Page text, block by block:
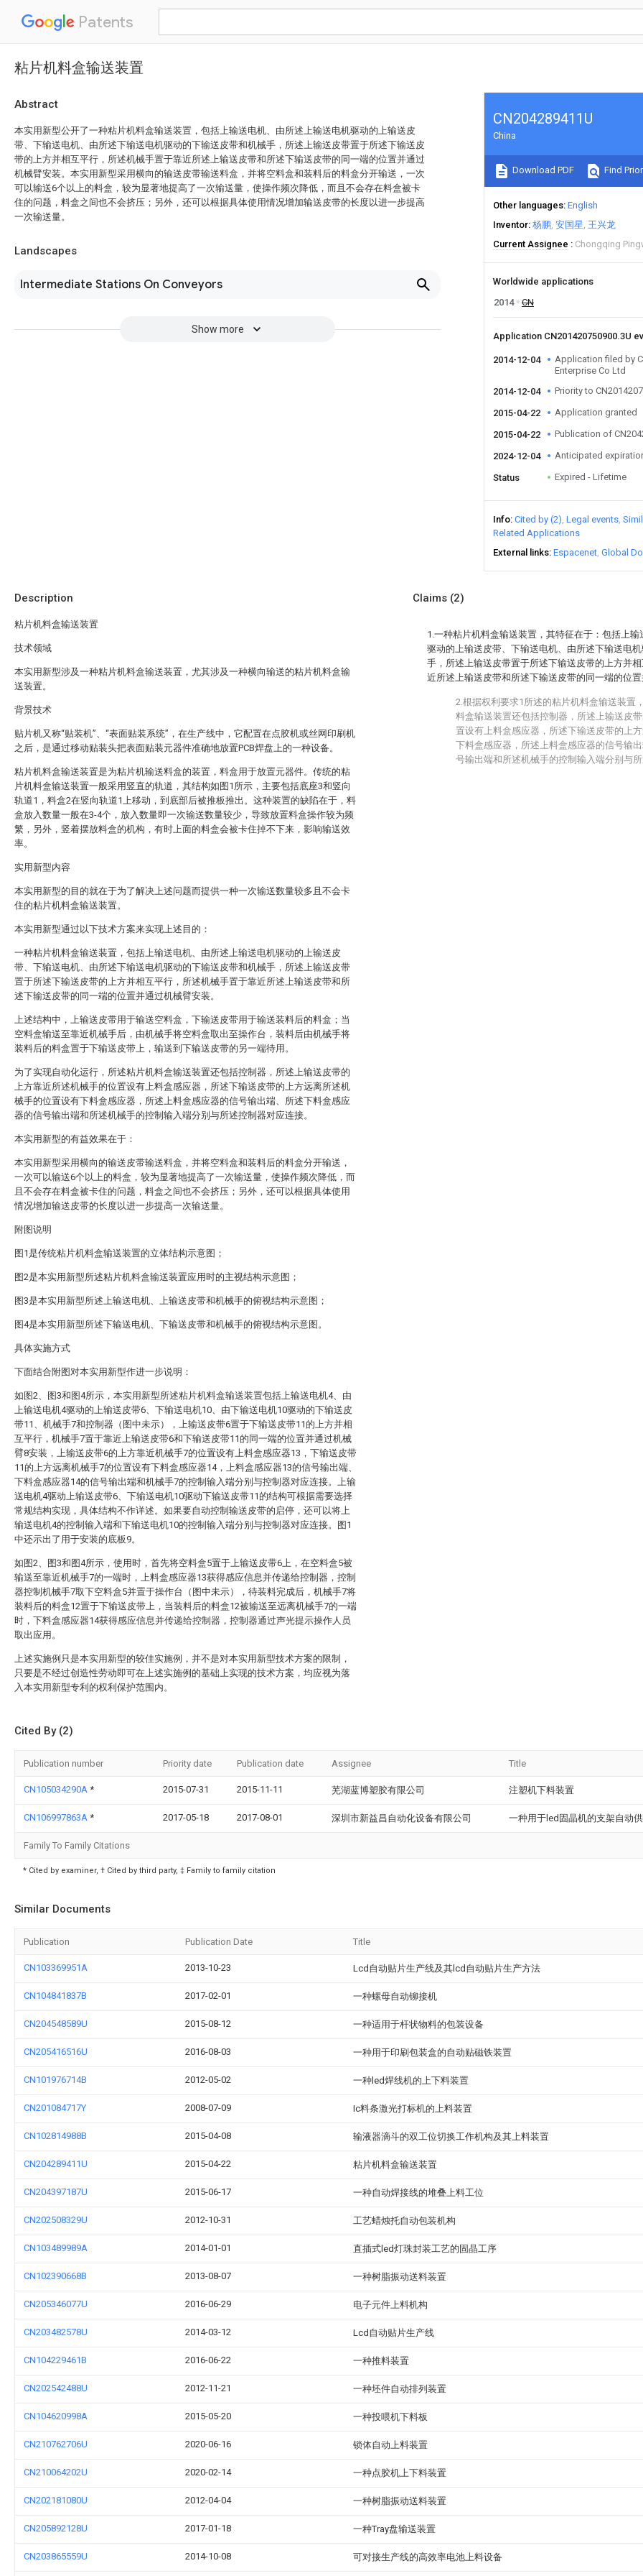
Patents
粘片机料盒输送装置
Abstract
本实用新型公开了一种粘片机料盒输送装置，包括上输送电机、由所述上输送电机驱动的上输送皮
带、下输送电机、由所述下输送电机驱动的下输送皮带和机械手，所述上输送皮带置于所述下输送皮
带的上方并相互平行，所述机械手置于靠近所述上输送皮带和所述下输送皮带的同一端的位置并通过
机械臂安装。本实用新型采用横向的输送皮带输送料盒，并将空料盒和装料后的料盒分开输送，一次
可以输送6个以上的料盒，较为显著地提高了一次输送量，使操作频次降低，而且不会存在料盒被卡
住的问题，料盒之间也不会挤压；另外，还可以根据具体使用情况增加输送皮带的长度以进一步提高
一次输送量。
Landscapes
Intermediate Stations On Conveyors
Show more
CN204289411U
China
Download PDF Find
Other languages English
Inventor 杨鹏 安国星 王兴龙
Current Assignee
Chongqing
Worldwide applications
2014
CN
Application CN201420750900.3U
2014-12-04
Application filed by
Enterprise Co Ltd
2014-12-04
Priority to
2015-04-22 Application granted
2015-04-22 Publication of
2024-12-04 Anticipated
Status Expired - Lifetime
Info Cited by (2) Legal events
Related Applications
External links Espacenet Global
Description
粘片机料盒输送装置
技术领域
本实用新型涉及一种粘片机料盒输送装置，尤其涉及一种横向输送的粘片机料盒输
送装置。
背景技术
贴片机又称“贴装机”、“表面贴装系统”，在生产线中，它配置在点胶机或丝网印刷机
之后，是通过移动贴装头把表面贴装元器件准确地放置PCB焊盘上的一种设备。
粘片机料盒输送装置是为粘片机输送料盒的装置，料盒用于放置元器件。传统的粘
片机料盒输送装置一般采用竖直的轨道，其结构如图1所示，主要包括底座3和竖向
轨道1，料盒2在竖向轨道1上移动，到底部后被推板推出。这种装置的缺陷在于，料
盒放入数量一般在3-4个，放入数量即一次输送数量较少，导致放置料盒操作较为频
繁，另外，竖着摆放料盒的机构，有时上面的料盒会被卡住掉不下来，影响输送效
率。
实用新型内容
本实用新型的目的就在于为了解决上述问题而提供一种一次输送数量较多且不会卡
住的粘片机料盒输送装置。
本实用新型通过以下技术方案来实现上述目的：
一种粘片机料盒输送装置，包括上输送电机、由所述上输送电机驱动的上输送皮
带、下输送电机、由所述下输送电机驱动的下输送皮带和机械手，所述上输送皮带
置于所述下输送皮带的上方并相互平行，所述机械手置于靠近所述上输送皮带和所
述下输送皮带的同一端的位置并通过机械臂安装。
上述结构中，上输送皮带用于输送空料盒，下输送皮带用于输送装料后的料盒；当
空料盒输送至靠近机械手后，由机械手将空料盒取出至操作台，装料后由机械手将
装料后的料盒置于下输送皮带上，输送到下输送皮带的另一端待用。
为了实现自动化运行，所述粘片机料盒输送装置还包括控制器，所述上输送皮带的
上方靠近所述机械手的位置设有上料盒感应器，所述下输送皮带的上方远离所述机
械手的位置设有下料盒感应器，所述上料盒感应器的信号输出端、所述下料盒感应
器的信号输出端和所述机械手的控制输入端分别与所述控制器对应连接。
本实用新型的有益效果在于：
本实用新型采用横向的输送皮带输送料盒，并将空料盒和装料后的料盒分开输送，
一次可以输送6个以上的料盒，较为显著地提高了一次输送量，使操作频次降低，而
且不会存在料盒被卡住的问题，料盒之间也不会挤压；另外，还可以根据具体使用
情况增加输送皮带的长度以进一步提高一次输送量。
附图说明
图1是传统粘片机料盒输送装置的立体结构示意图；
图2是本实用新型所述粘片机料盒输送装置应用时的主视结构示意图；
图3是本实用新型所述上输送电机、上输送皮带和机械手的俯视结构示意图；
图4是本实用新型所述下输送电机、下输送皮带和机械手的俯视结构示意图。
具体实施方式
下面结合附图对本实用新型作进一步说明：
如图2、图3和图4所示，本实用新型所述粘片机料盒输送装置包括上输送电机4、由
上输送电机4驱动的上输送皮带6、下输送电机10、由下输送电机10驱动的下输送皮
带11、机械手7和控制器（图中未示），上输送皮带6置于下输送皮带11的上方并相
互平行，机械手7置于靠近上输送皮带6和下输送皮带11的同一端的位置并通过机械
臂8安装，上输送皮带6的上方靠近机械手7的位置设有上料盒感应器13，下输送皮带
11的上方远离机械手7的位置设有下料盒感应器14，上料盒感应器13的信号输出端、
下料盒感应器14的信号输出端和机械手7的控制输入端分别与控制器对应连接。上输
送电机4驱动上输送皮带6、下输送电机10驱动下输送皮带11的结构可根据需要选择
常规结构实现，具体结构不作详述。如果要自动控制输送皮带的启停，还可以将上
输送电机4的控制输入端和下输送电机10的控制输入端分别与控制器对应连接。图1
中还示出了用于安装的底板9。
如图2、图3和图4所示，使用时，首先将空料盒5置于上输送皮带6上，在空料盒5被
输送至靠近机械手7的一端时，上料盒感应器13获得感应信息并传递给控制器，控制
器控制机械手7取下空料盒5并置于操作台（图中未示），待装料完成后，机械手7将
装料后的料盒12置于下输送皮带上，当装料后的料盒12被输送至远离机械手7的一端
时，下料盒感应器14获得感应信息并传递给控制器，控制器通过声光提示操作人员
取出应用。
上述实施例只是本实用新型的较佳实施例，并不是对本实用新型技术方案的限制，
只要是不经过创造性劳动即可在上述实施例的基础上实现的技术方案，均应视为落
入本实用新型专利的权利保护范围内。
Claims (2)
1.一种粘片机料盒输送装置，其特征在于：包括上
驱动的上输送皮带、下输送电机、由所述下输送电
手，所述上输送皮带置于所述下输送皮带的上方并
近所述上输送皮带和所述下输送皮带的同一端的位置
2.根据权利要求1所述的粘片机料盒输送装置
料盒输送装置还包括控制器，所述上输送皮
置设有上料盒感应器，所述下输送皮带的上
下料盒感应器，所述上料盒感应器的信号输
号输出端和所述机械手的控制输入端分别与所
Cited By (2)
Publication number Priority date Publication date Assignee Title
CN105034290A * 2015-07-31 2015-11-11 芜湖蓝博塑胶有限公司 注塑机下料装置
CN106997863A * 2017-05-18 2017-08-01 深圳市新益昌自动化设备有限公司 一种用于led固晶机的支架自动
Family To Family Citations
* Cited by examiner, † Cited by third party, ‡ Family to family citation
Similar Documents
Publication Publication Date Title
CN103369951A 2013-10-23 Lcd自动贴片生产线及其lcd自动贴片生产方法
CN104841837B 2017-02-01 一种螺母自动铆接机
CN204548589U 2015-08-12 一种适用于杆状物料的包装设备
CN205416516U 2016-08-03 一种用于印刷包装盒的自动贴磁铁装置
CN101976714B 2012-05-02 一种led焊线机的上下料装置
CN201084717Y 2008-07-09 Ic料条激光打标机的上料装置
CN102814988B 2015-04-08 输液器滴斗的双工位切换工作机构及其上料装置
CN204289411U 2015-04-22 粘片机料盒输送装置
CN204397187U 2015-06-17 一种自动焊接线的堆叠上料工位
CN202508329U 2012-10-31 工艺蜡烛托自动包装机构
CN103489989A 2014-01-01 直插式led灯珠封装工艺的固晶工序
CN102390668B 2013-08-07 一种树脂振动送料装置
CN205346077U 2016-06-29 电子元件上料机构
CN203482578U 2014-03-12 Lcd自动贴片生产线
CN104229461B 2016-06-22 一种推料装置
CN202542488U 2012-11-21 一种坯件自动排列装置
CN104620998A 2015-05-20 一种投喂机下料板
CN210762706U 2020-06-16 锁体自动上料装置
CN210064202U 2020-02-14 一种点胶机上下料装置
CN202181080U 2012-04-04 一种树脂振动送料装置
CN205892128U 2017-01-18 一种Tray盘输送装置
CN203865559U 2014-10-08 可对接生产线的高效率电池上料设备